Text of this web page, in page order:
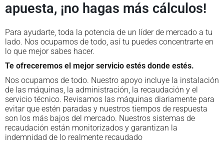
apuesta, ¡no hagas más cálculos!
Para ayudarte, toda la potencia de un líder de mercado a tu
lado. Nos ocupamos de todo, así tu puedes concentrarte en
lo que mejor sabes hacer.
Te ofreceremos el mejor servicio estés donde estés.
Nos ocupamos de todo. Nuestro apoyo incluye la instalación
de las máquinas, la administración, la recaudación y el
servicio técnico. Revisamos las máquinas diariamente para
evitar que estén paradas y nuestros tiempos de respuesta
son los más bajos del mercado. Nuestros sistemas de
recaudación están monitorizados y garantizan la
indemnidad de lo realmente recaudado